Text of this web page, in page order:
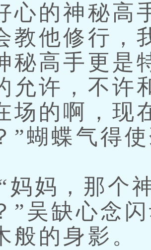
心的神秘高
教他修行，
秘高手更是
允许，不许
场的啊，现
”蝴蝶气得
妈，那个
”吴缺心念
般的身影。